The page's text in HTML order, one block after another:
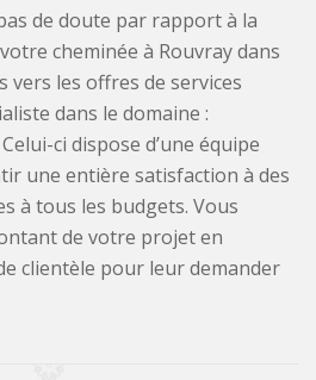
de doute par rapport à la
cheminée à Rouvray dans
vers les offres de services
dans le domaine :
ci dispose d’une équipe
une entière satisfaction à des
à tous les budgets. Vous
de votre projet en
clientèle pour leur demander